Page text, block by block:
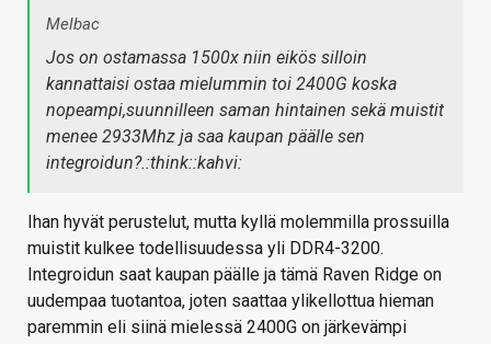
Melbac
Jos on ostamassa 1500x niin eikös silloin
kannattaisi ostaa mielummin toi 2400G koska
nopeampi,suunnilleen saman hintainen sekä muistit
menee 2933Mhz ja saa kaupan päälle sen
integroidun?.:think::kahvi:
Ihan hyvät perustelut, mutta kyllä molemmilla prossuilla
muistit kulkee todellisuudessa yli DDR4-3200.
Integroidun saat kaupan päälle ja tämä Raven Ridge on
uudempaa tuotantoa, joten saattaa ylikellottua hieman
paremmin eli siinä mielessä 2400G on järkevämpi